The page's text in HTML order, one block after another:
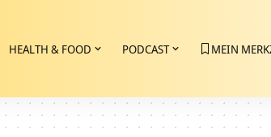
HEALTH & FOOD PODCAST MEIN